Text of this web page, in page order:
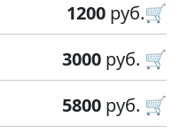
1200 руб.🛒
3000 руб. 🛒
5800 руб. 🛒